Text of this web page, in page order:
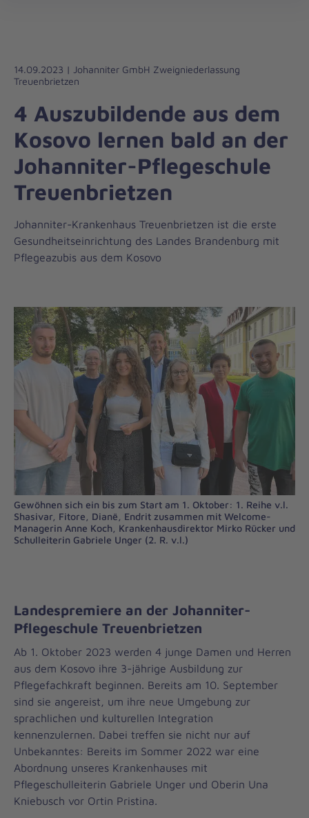
Liebe
zum
14.09.2023 | Johanniter GmbH Zweigniederlassung
Treuenbrietzen
4 Auszubildende aus dem
Kosovo lernen bald an der
Johanniter-Pflegeschule
Treuenbrietzen
Johanniter-Krankenhaus Treuenbrietzen ist die erste
Gesundheitseinrichtung des Landes Brandenburg mit
Pflegeazubis aus dem Kosovo
Gewöhnen sich ein bis zum Start am 1. Oktober: 1. Reihe v.l.
Shasivar, Fitore, Dianë, Endrit zusammen mit Welcome-
Managerin Anne Koch, Krankenhausdirektor Mirko Rücker und
Schulleiterin Gabriele Unger (2. R. v.l.)
Landespremiere an der Johanniter-
Pflegeschule Treuenbrietzen
Ab 1. Oktober 2023 werden 4 junge Damen und Herren
aus dem Kosovo ihre 3-jährige Ausbildung zur
Pflegefachkraft beginnen. Bereits am 10. September
sind sie angereist, um ihre neue Umgebung zur
sprachlichen und kulturellen Integration
kennenzulernen. Dabei treffen sie nicht nur auf
Unbekanntes: Bereits im Sommer 2022 war eine
Abordnung unseres Krankenhauses mit
Pflegeschulleiterin Gabriele Unger und Oberin Una
Kniebusch vor Ortin Pristina.